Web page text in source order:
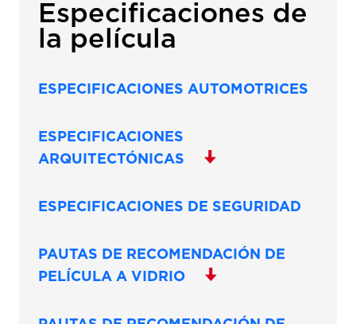
Especificaciones de
la película
ESPECIFICACIONES AUTOMOTRICES
ESPECIFICACIONES
ARQUITECTÓNICAS
ESPECIFICACIONES DE SEGURIDAD
PAUTAS DE RECOMENDACIÓN DE
PELÍCULA A VIDRIO